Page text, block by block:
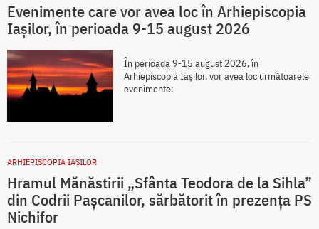
Evenimente care vor avea loc în Arhiepiscopia
Iaşilor, în perioada 9-15 august 2026
În perioada 9-15 august 2026, în
Arhiepiscopia Iaşilor, vor avea loc următoarele
evenimente:
ARHIEPISCOPIA IAŞILOR
Hramul Mănăstirii „Sfânta Teodora de la Sihla”
din Codrii Pașcanilor, sărbătorit în prezența PS
Nichifor